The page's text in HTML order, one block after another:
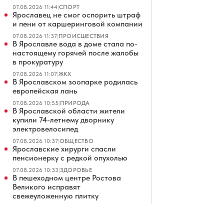
07.08.2026 11:44|СПОРТ
Ярославец не смог оспорить штраф
и пени от каршеринговой компании
07.08.2026 11:37|ПРОИСШЕСТВИЯ
В Ярославле вода в доме стала по-
настоящему горячей после жалобы
в прокуратуру
07.08.2026 11:07|ЖКХ
В Ярославском зоопарке родилась
европейская лань
07.08.2026 10:55|ПРИРОДА
В Ярославской области жители
купили 74-летнему дворнику
электровелосипед
07.08.2026 10:37|ОБЩЕСТВО
Ярославские хирурги спасли
пенсионерку с редкой опухолью
07.08.2026 10:33|ЗДОРОВЬЕ
В пешеходном центре Ростова
Великого исправят
свежеуложенную плитку